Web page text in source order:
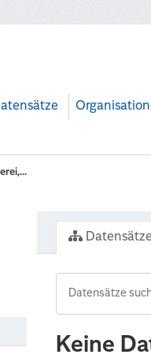
Datensätze
Keine